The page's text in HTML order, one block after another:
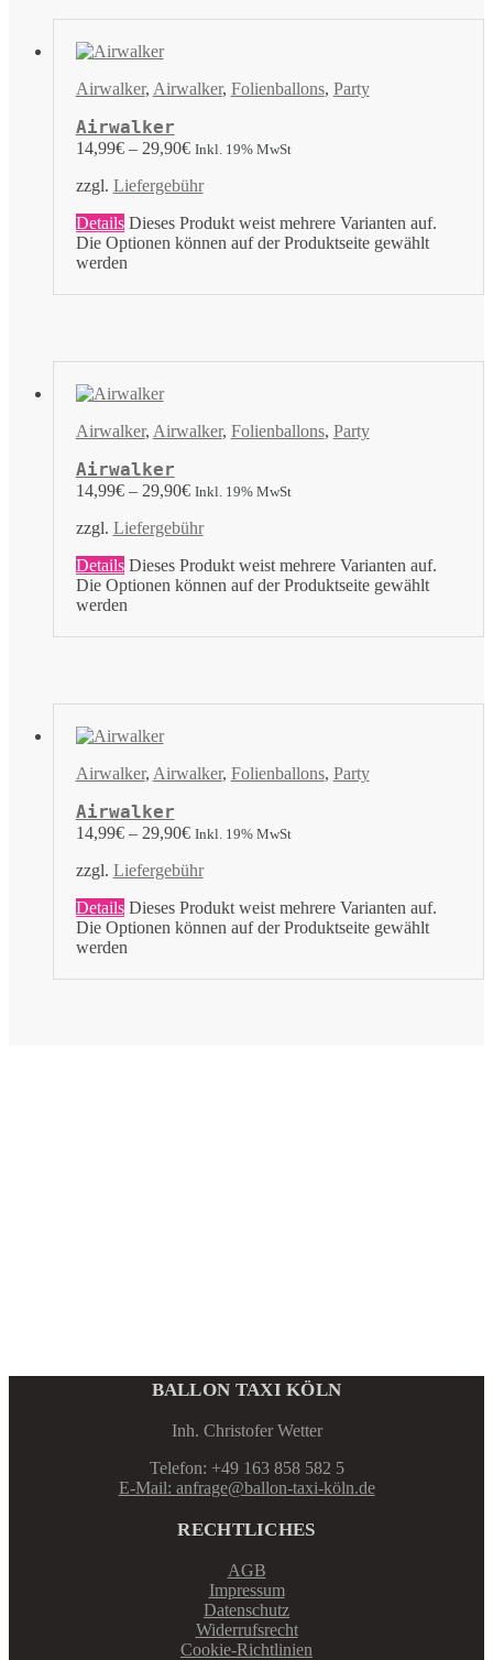
Airwalker, Airwalker, Folienballons, Party
Airwalker
14,99€– 29,90€ Inkl. 19% MwSt
zzgl. Liefergebühr
Details Dieses Produkt weist mehrere Varianten auf.
Die Optionen können auf der Produktseite gewählt
werden
Airwalker, Airwalker, Folienballons, Party
Airwalker
14,99€– 29,90€ Inkl. 19% MwSt
zzgl. Liefergebühr
Details Dieses Produkt weist mehrere Varianten auf.
Die Optionen können auf der Produktseite gewählt
werden
Airwalker, Airwalker, Folienballons, Party
Airwalker
14,99€– 29,90€ Inkl. 19% MwSt
zzgl. Liefergebühr
Details Dieses Produkt weist mehrere Varianten auf.
Die Optionen können auf der Produktseite gewählt
werden
BALLON TAXI KÖLN
Inh. Christofer Wetter
Telefon: +49 163 858 582 5
E-Mail: anfrage@ballon-taxi-köln.de
RECHTLICHES
AGB
Impressum
Datenschutz
Widerrufsrecht
Cookie-Richtlinien